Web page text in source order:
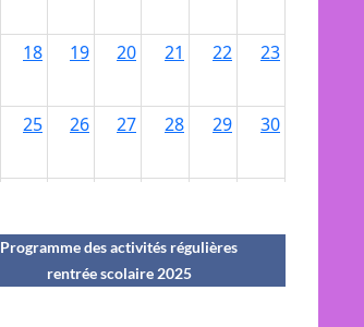
Programme des activités régulières
rentrée scolaire 2025